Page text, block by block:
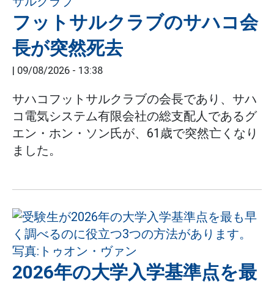
フットサルクラブのサハコ会
長が突然死去
09/08/2026 - 13:38
サハコフットサルクラブの会長であり、サハ
コ電気システム有限会社の総支配人であるグ
エン・ホン・ソン氏が、61歳で突然亡くなり
ました。
2026年の大学入学基準点を最